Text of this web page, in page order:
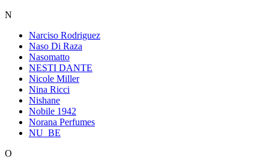
N
Narciso Rodriguez
Naso Di Raza
Nasomatto
NESTI DANTE
Nicole Miller
Nina Ricci
Nishane
Nobile 1942
Norana Perfumes
NU_BE
O